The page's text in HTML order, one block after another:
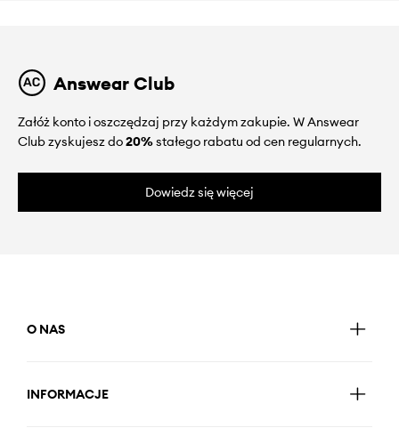
Answear Club
Załóż konto i oszczędzaj przy każdym zakupie. W Answear
Club zyskujesz do20%stałego rabatu od cen regularnych.
Dowiedz się więcej
O NAS
INFORMACJE